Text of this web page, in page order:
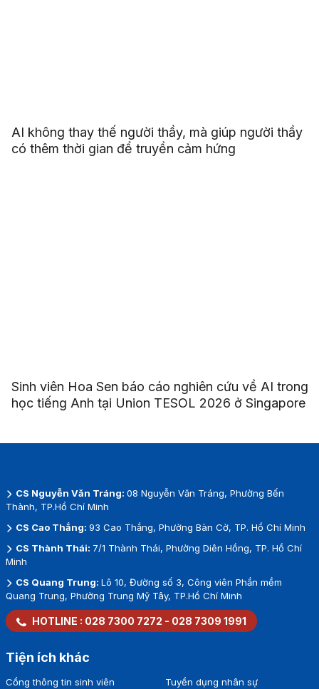
AI không thay thế người thầy, mà giúp người thầy
có thêm thời gian để truyền cảm hứng
Sinh viên Hoa Sen báo cáo nghiên cứu về AI trong
học tiếng Anh tại Union TESOL 2026 ở Singapore
CS Nguyễn Văn Tráng: 08 Nguyễn Văn Tráng, Phường Bến
Thành, TP.Hồ Chí Minh
CS Cao Thắng: 93 Cao Thắng, Phường Bàn Cờ, TP. Hồ Chí Minh
CS Thành Thái: 7/1 Thành Thái, Phường Diên Hồng, TP. Hồ Chí
Minh
CS Quang Trung: Lô 10, Đường số 3, Công viên Phần mềm
Quang Trung, Phường Trung Mỹ Tây, TP.Hồ Chí Minh
HOTLINE : 028 7300 7272 - 028 7309 1991
Tiện ích khác
Cổng thông tin sinh viên Tuyển dụng nhân sự